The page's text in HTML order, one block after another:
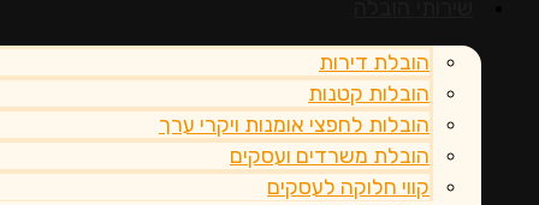
הובלת דירות
הובלות קטנות
הובלות לחפצי אומנות ויקרי ערך
הובלת משרדים ועסקים
קווי חלוקה לעסקים